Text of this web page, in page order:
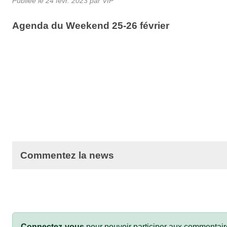
Agenda du Weekend 25-26 février
Commentez la news